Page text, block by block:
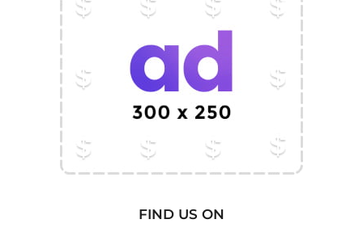
FIND US ON